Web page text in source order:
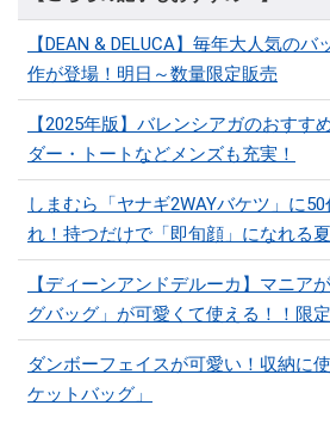
【DEAN & DELUCA】毎年大人気の
作が登場！明日～数量限定販売
【2025年版】バレンシアガのおすす
ダー・トートなどメンズも充実！
しまむら「ヤナギ2WAYバケツ」に
れ！持つだけで「即旬顔」になれる
【ディーンアンドデルーカ】マニア
グバッグ」が可愛くて使える！！限
ダンボーフェイスが可愛い！収納に
ケットバッグ」